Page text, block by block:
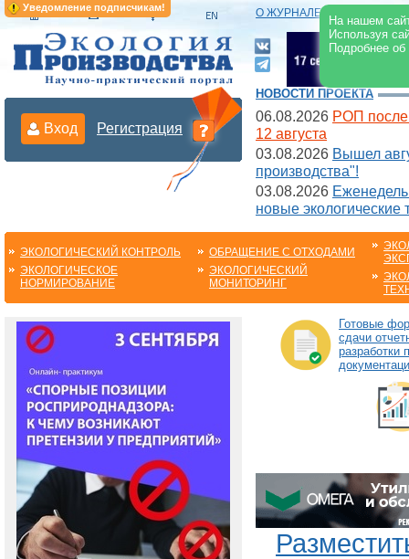
Уведомление подписчикам!
На нашем
Используя
Подробнее
О ЖУРНАЛЕ |
Вход Регистрация
НОВОСТИ ПРОЕКТА
06.08.2026 РОП после
12 августа
03.08.2026 Вышел
производства"!
03.08.2026
новые экологические
ЭКОЛОГИЧЕСКИЙ КОНТРОЛЬ
ЭКОЛОГИЧЕСКОЕ
НОРМИРОВАНИЕ
ОБРАЩЕНИЕ С ОТХОДАМИ
ЭКОЛОГИЧЕСКИЙ
МОНИТОРИНГ
Готовые
сдачи
разработки